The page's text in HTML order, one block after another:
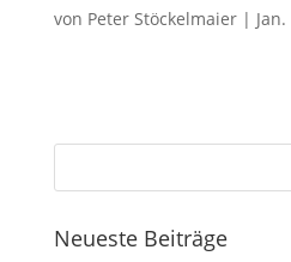
von Peter Stöckelmaier|
Neueste Beiträge